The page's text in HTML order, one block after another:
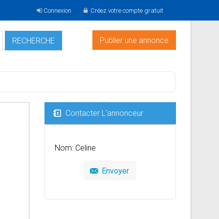
Connexion Créez votre compte gratuit
Publier une annonce
Contacter L'annonceur
Nom: Celine
Envoyer